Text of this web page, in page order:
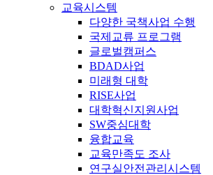
교육시스템
다양한 국책사업 수행
국제교류 프로그램
글로벌캠퍼스
BDAD사업
미래형 대학
RISE사업
대학혁신지원사업
SW중심대학
융합교육
교육만족도 조사
연구실안전관리시스템